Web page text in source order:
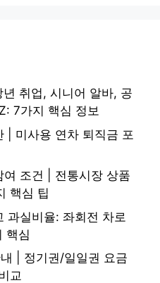
취업, 시니어 알바, 공
7가지 핵심 정보
| 미사용 연차 퇴직금 포
조건 | 전통시장 상품
핵심 팁
과실비율: 좌회전 차로
핵심
| 정기권/일일권 요금
교